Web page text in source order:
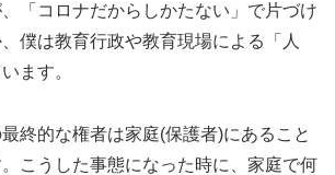
「コロナだからしかたない」で片づけ
僕は教育行政や教育現場による「人
ます。
終的な権者は家庭(保護者)にあること
こうした事態になった時に、家庭で何